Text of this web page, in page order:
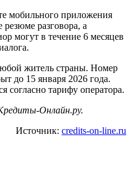
мобильного приложения
резюме разговора, а
могут в течение 6 месяцев
житель страны. Номер
до 15 января 2026 года.
согласно тарифу оператора.
Онлайн.ру.
Источник: credits-on-line.ru